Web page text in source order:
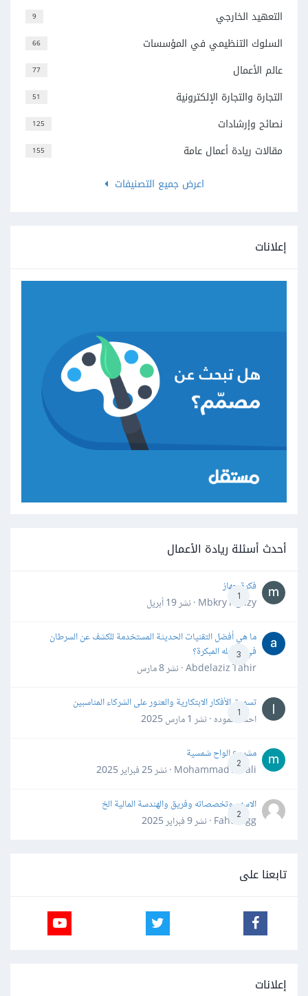
9 التعهيد الخارجي
66 السلوك التنظيمي في المؤسسات
77 عالم الأعمال
51 التجارة والتجارة الإلكترونية
125 نصائح وإرشادات
155
مقالات ريادة أعمال عامة
اعرض جميع التصنيفات
إعلانات
أحدث أسئلة ريادة الأعمال
1
فكرة جهاز
Mbkry Hgazy · نشر
19 أبريل
3
ما هي أفضل التقنيات الحديثة المستخدمة للكشف عن السرطان
في مراحله المبكرة؟
Abdelaziz Tahir · نشر
8 مارس
1
تسويق الأفكار الابتكارية والعثور على الشركاء المناسبين
احمد حموده · نشر 1 مارس 2025
2
مشروع الواح شمسية
Mohammad Awali · نشر
25 فبراير 2025
2
الاسهم وتخصصاته وفريق والهندسة المالية الخ
Fahd Ggg · نشر
9 فبراير 2025
تابعنا على
إعلانات